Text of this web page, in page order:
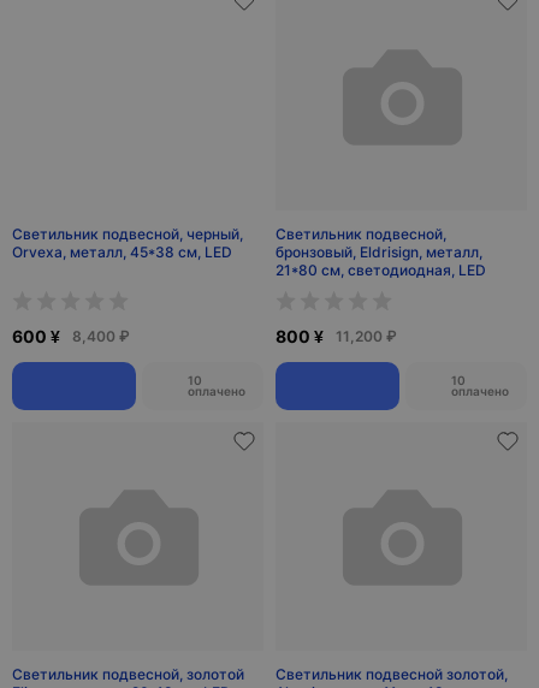
Светильник подвесной, черный,
Orvexa, металл, 45*38 см, LED
600 ¥ 8,400 ₽
10
оплачено
Светильник подвесной,
бронзовый, Eldrisign, металл,
21*80 см, светодиодная, LED
800 ¥ 11,200 ₽
10
оплачено
Светильник подвесной, золотой
Светильник подвесной золотой,